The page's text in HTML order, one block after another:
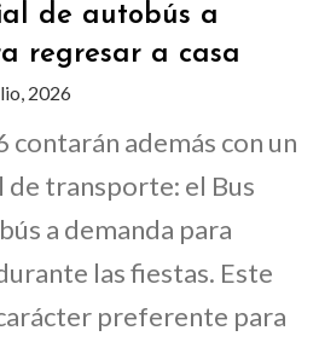
de autobús a
regresar a casa
2026
contarán además con un
de transporte: el Bus
a demanda para
las fiestas. Este
preferente para